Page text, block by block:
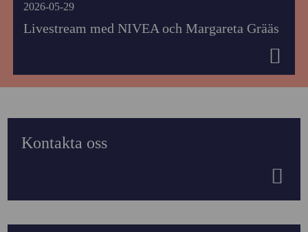
2026-05-29
Livestream med NIVEA och Margareta Grääs
Kontakta oss